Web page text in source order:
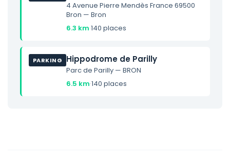
4 Avenue Pierre Mendès France 69500
Bron — Bron
6.3 km·140 places
PARKING Hippodrome de Parilly
Parc de Parilly — BRON
6.5 km·140 places